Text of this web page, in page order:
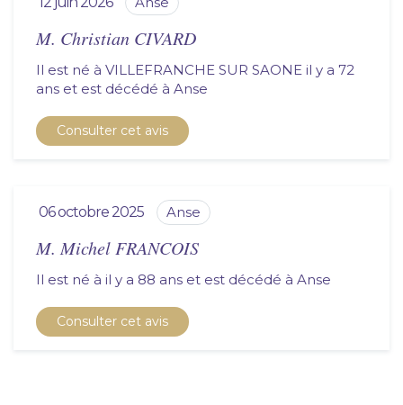
M. Christian CIVARD
Il est né à VILLEFRANCHE SUR SAONE il y a 72
ans et est décédé à
anse
Consulter cet avis
06 octobre 2025 anse
M. Michel FRANCOIS
Il est né à il y a 88 ans et est décédé à anse
Consulter cet avis